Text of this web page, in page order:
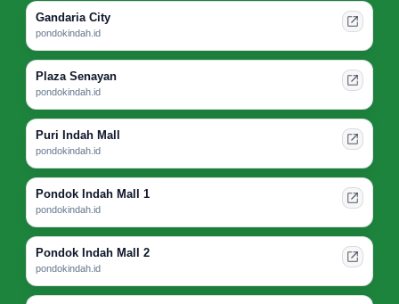
Gandaria City
pondokindah.id
Plaza Senayan
pondokindah.id
Puri Indah Mall
pondokindah.id
Pondok Indah Mall 1
pondokindah.id
Pondok Indah Mall 2
pondokindah.id